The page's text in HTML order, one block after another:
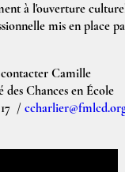
à l'ouverture
mis en place
contacter Camille
Chances en École
17 /